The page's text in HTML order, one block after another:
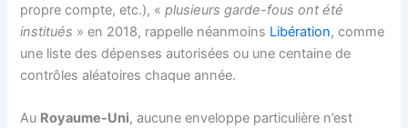
propre compte, etc.), «plusieurs garde-fous ont été
institués » en 2018, rappelle néanmoins Libération, comme
une liste des dépenses autorisées ou une centaine de
contrôles aléatoires chaque année.
Au Royaume-Uni, aucune enveloppe particulière n’est